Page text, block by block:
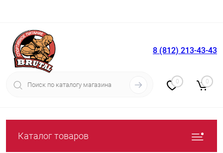
Вход Регистрация
8 (812) 213-43-43
0 0
Каталог товаров